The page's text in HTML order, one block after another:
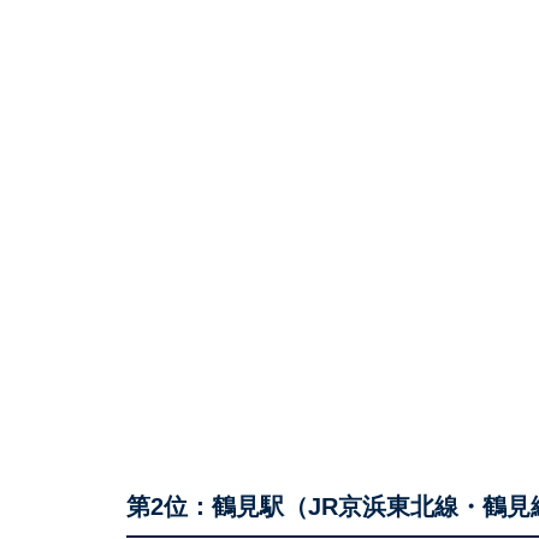
第2位：鶴見駅（JR京浜東北線・鶴見